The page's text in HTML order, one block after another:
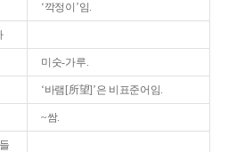
‘깍정이’임.
미숫-가루.
‘바램[所望]’은 비표준어임.
~쌈.